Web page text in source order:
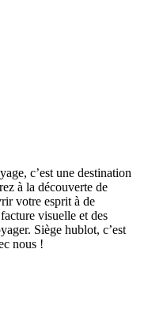
c’est une destination
à la découverte de
votre esprit à de
visuelle et des
Siège hublot, c’est
nous !